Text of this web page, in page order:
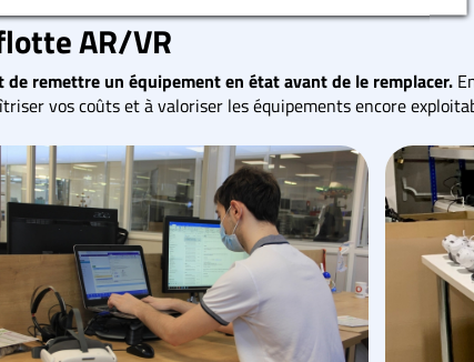
AR/VR
de remettre un équipement en état avant de le remplacer.
vos coûts et à valoriser les équipements encore